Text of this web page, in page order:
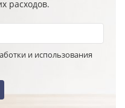
расходов.
и использования